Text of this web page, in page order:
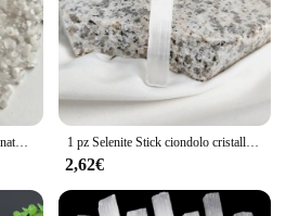
4-6mm 7-9mm cristallo bianco naturale ghiaia quarzo cristallo chip di roccia cristallo di quarzo naturale 100g 1 pz Selenite Stick ciondolo cristallo vera pietra preziosa gesso bianco minerale pietra grezza Neclace per gioielli pulizia guarigione regalo fai da te
2,62€